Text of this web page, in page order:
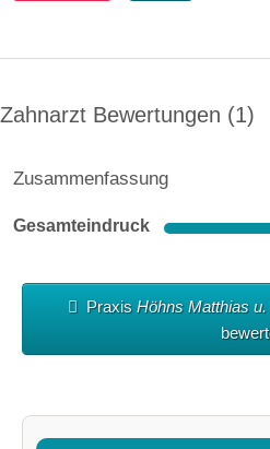
Zahnarzt Bewertungen 1
Zusammenfassung
Gesamteindruck
PraxisHöhns Matthias